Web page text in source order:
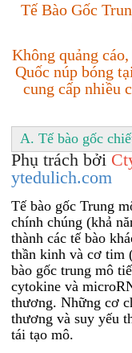
Tế Bào Gốc
Không quảng
Quốc núp bóng
cung cấp nhiều
A. Tế bào gốc
Phụ trách bởi
ytedulich.com
Tế bào gốc Trung
chính chúng (khả
thành các tế bào
thần kinh và cơ tim
bào gốc trung mô
cytokine và
thương. Những cơ
thương và suy yếu
tái tạo mô.